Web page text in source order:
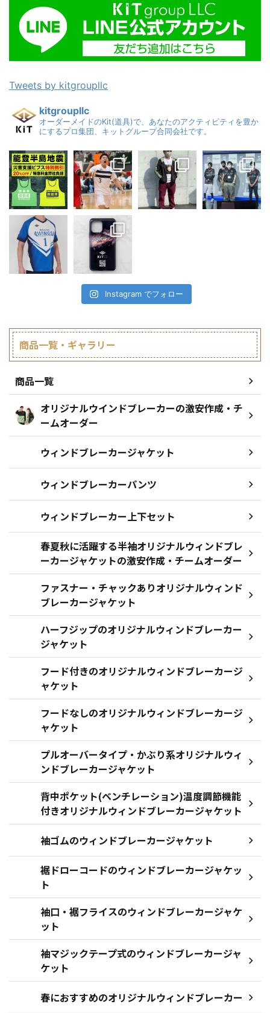
Tweets by kitgroupllc
kitgroupllc
オーダーメイドのKit(道具)で、あなたのアクティビティを豊か
にするプロ集団、キットグループ合同会社です。
Instagram でフォロー
商品一覧・ギャラリー
商品一覧
オリジナルウインドブレーカーの激安作成・チ
ームオーダー
ウィンドブレーカージャケット
ウィンドブレーカーパンツ
ウィンドブレーカー上下セット
春夏秋に活躍する半袖オリジナルウィンドブレ
ーカージャケットの激安作成・チームオーダー
ファスナー・チャックありオリジナルウィンド
ブレーカージャケット
ハーフジップのオリジナルウィンドブレーカー
ジャケット
フード付きのオリジナルウィンドブレーカージ
ャケット
フードなしのオリジナルウィンドブレーカージ
ャケット
プルオーバータイプ・かぶり系オリジナルウィ
ンドブレーカージャケット
背中ポケット(ベンチレーション)温度調節機能
付きオリジナルウィンドブレーカージャケット
袖ゴムのウィンドブレーカージャケット
裾ドローコードのウィンドブレーカージャケッ
ト
袖口・裾フライスのウィンドブレーカージャケ
ット
袖マジックテープ式のウィンドブレーカージャ
ケット
春におすすめのオリジナルウィンドブレーカー